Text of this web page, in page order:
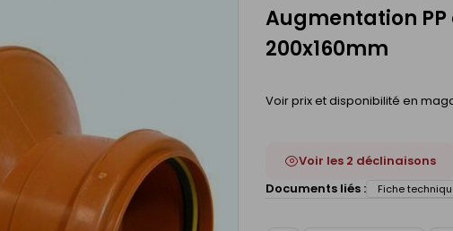
Augmentation PP
200x160mm
Voir prix et disponibilité en
Voir les 2 déclinaisons
Documents liés :
Fiche